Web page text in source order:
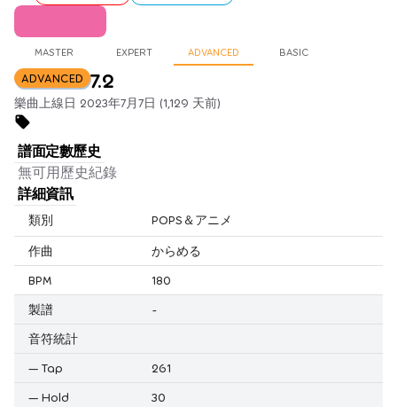
MASTER EXPERT ADVANCED BASIC
ADVANCED 7.2
樂曲上線日 2023年7月7日 (1,129 天前)
譜面定數歷史
無可用歷史紀錄
詳細資訊
類別 POPS＆アニメ
作曲
からめる
BPM
180
製譜
-
音符統計
— Tap
261
— Hold
30